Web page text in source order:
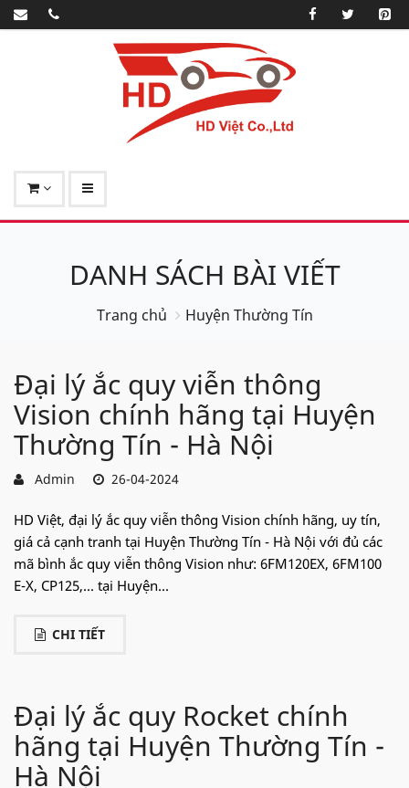
DANH SÁCH BÀI VIẾT
Trang chủ Huyện Thường Tín
Đại lý ắc quy viễn thông
Vision chính hãng tại Huyện
Thường Tín - Hà Nội
Admin 26-04-2024
HD Việt, đại lý ắc quy viễn thông Vision chính hãng, uy tín,
giá cả cạnh tranh tại Huyện Thường Tín - Hà Nội với đủ các
mã bình ắc quy viễn thông Vision như: 6FM120EX, 6FM100
E-X, CP125,... tại Huyện...
CHI TIẾT
Đại lý ắc quy Rocket chính
hãng tại Huyện Thường Tín -
Hà Nội